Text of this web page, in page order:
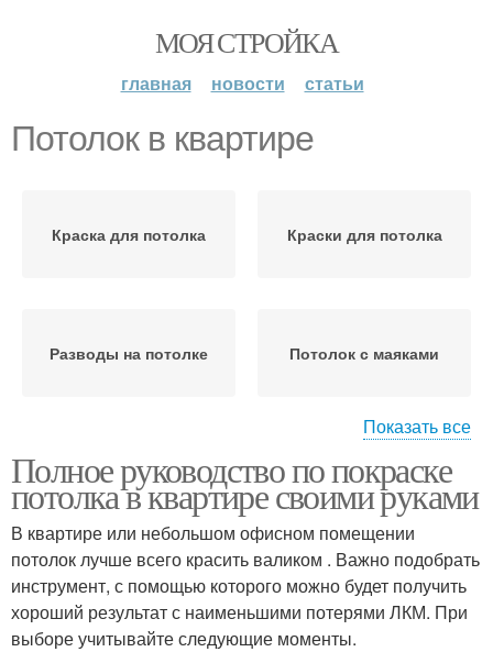
МОЯ СТРОЙКА
главная новости статьи
Потолок в квартире
Краска для потолка Краски для потолка
Разводы на потолке Потолок с маяками
помещениях
предстоящему ремонту
Потолок по маякам Потолок по штукатурке
Показать все
Полное руководство по покраске
потолка в квартире своими руками
В квартире или небольшом офисном помещении
потолок лучше всего красить валиком . Важно подобрать
инструмент, с помощью которого можно будет получить
хороший результат с наименьшими потерями ЛКМ. При
выборе учитывайте следующие моменты.